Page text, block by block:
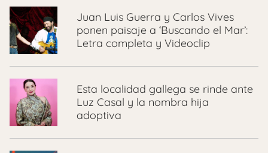
Juan Luis Guerra y Carlos Vives
ponen paisaje a ‘Buscando el Mar’:
Letra completa y Videoclip
Esta localidad gallega se rinde ante
Luz Casal y la nombra hija
adoptiva